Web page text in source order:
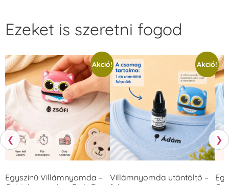
❮
Ezeket is szeretni fogod
Akció!
Egyszínű Villámnyomda –
Akció!
Villámnyomda utántöltő –
❯